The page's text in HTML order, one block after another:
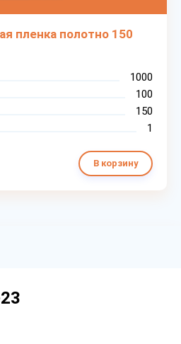
пленка полотно 150
1000
100
150
1
В корзину